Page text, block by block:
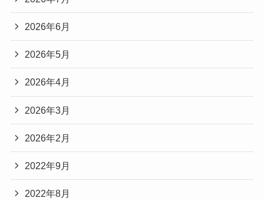
2026年6月
2026年5月
2026年4月
2026年3月
2026年2月
2022年9月
2022年8月